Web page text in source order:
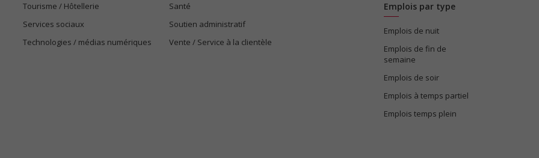
Tourisme / Hôtellerie
Santé
Services sociaux
Soutien administratif
Technologies / médias numériques
Vente / Service à la clientèle
Emplois par type
Emplois de nuit
Emplois de fin de
semaine
Emplois de soir
Emplois à temps partiel
Emplois temps plein